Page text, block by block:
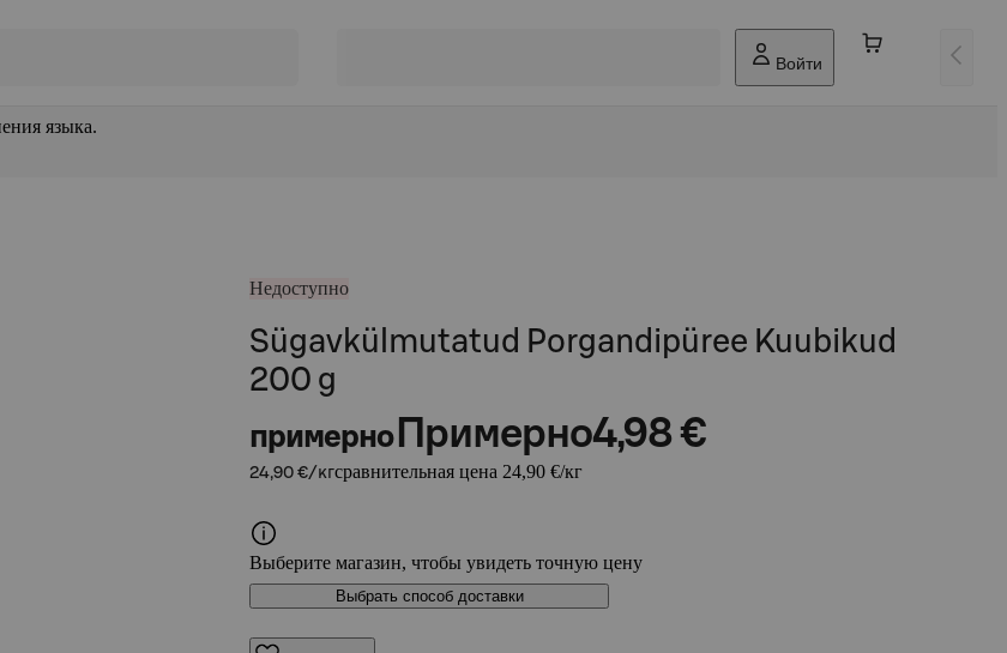
Войти
языка.
Недоступно
Sügavkülmutatud Porgandipüree Kuubikud
200 g
примерно Примерно4,98 €
24,90 €/кгсравнительная цена 24,90 €/кг
Выберите магазин, чтобы увидеть точную цену
Выбрать способ доставки